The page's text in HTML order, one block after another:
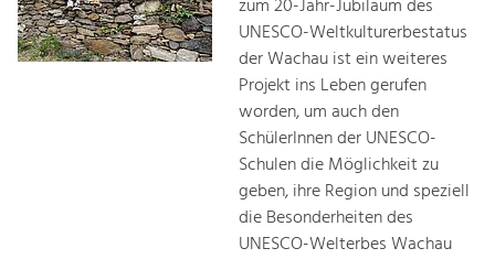
zum 20-Jahr-Jubiläum des
UNESCO-Weltkulturerbestatus
der Wachau ist ein weiteres
Projekt ins Leben gerufen
worden, um auch den
SchülerInnen der UNESCO-
Schulen die Möglichkeit zu
geben, ihre Region und speziell
die Besonderheiten des
UNESCO-Welterbes Wachau